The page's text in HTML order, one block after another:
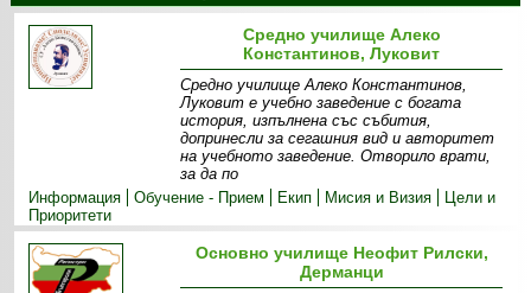
Средно училище Алеко
Константинов, Луковит
Средно училище Алеко Константинов,
Луковит е учебно заведение с богата
история, изпълнена със събития,
допринесли за сегашния вид и авторитет
на учебното заведение. Отворило врати,
за да по
Информация
Обучение - Прием Екип Мисия и Визия
Цели и
Приоритети
Основно училище Неофит Рилски,
Дерманци